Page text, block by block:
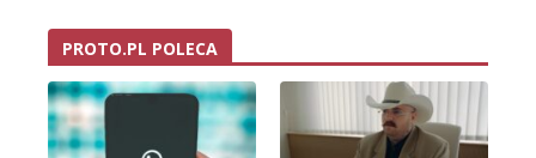
PROTO.PL POLECA